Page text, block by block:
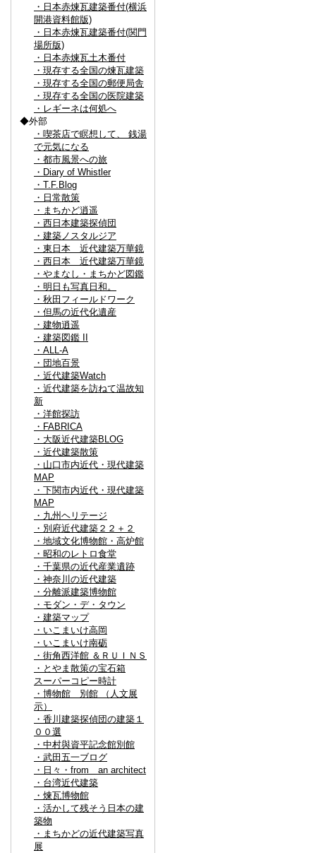
・日本赤煉瓦建築番付(横浜
開港資料館版)
・日本赤煉瓦建築番付(関門
場所版)
・日本赤煉瓦土木番付
・現存する全国の煉瓦建築
・現存する全国の郵便局舎
・現存する全国の医院建築
・レギーネは何処へ
◆外部
・喫茶店で瞑想して、 銭湯
で元気になる
・都市風景への旅
・Diary of Whistler
・T.F.Blog
・日常散策
・まちかど逍遥
・西日本建築探偵団
・建築ノスタルジア
・東日本 近代建築万華鏡
・西日本 近代建築万華鏡
・やまなし・まちかど図鑑
・明日も写真日和。
・秋田フィールドワーク
・但馬の近代化遺産
・建物逍遥
・建築図鑑 II
・ALL-A
・団地百景
・近代建築Watch
・近代建築を訪ねて温故知
新
・洋館探訪
・FABRICA
・大阪近代建築BLOG
・近代建築散策
・山口市内近代・現代建築
MAP
・下関市内近代・現代建築
MAP
・九州ヘリテージ
・別府近代建築２２＋２
・地域文化博物館・高炉館
・昭和のレトロ食堂
・千葉県の近代産業遺跡
・神奈川の近代建築
・分離派建築博物館
・モダン・デ・タウン
・建築マップ
・いこまいけ高岡
・いこまいけ南砺
・街角西洋館 ＆ＲＵＩＮＳ
・とやま散策の宝石箱
スーパーコピー時計
・博物館 別館 （人文展
示）
・香川建築探偵団の建築１
００選
・中村與資平記念館別館
・武田五一ブログ
・日々・from an architect
・台湾近代建築
・煉瓦博物館
・活かして残そう日本の建
築物
・まちかどの近代建築写真
展